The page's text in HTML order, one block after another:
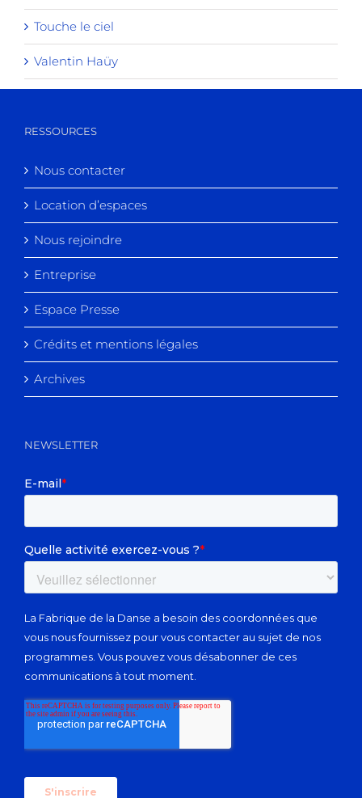
Touche le ciel
Valentin Haüy
RESSOURCES
Nous contacter
Location d’espaces
Nous rejoindre
Entreprise
Espace Presse
Crédits et mentions légales
Archives
NEWSLETTER